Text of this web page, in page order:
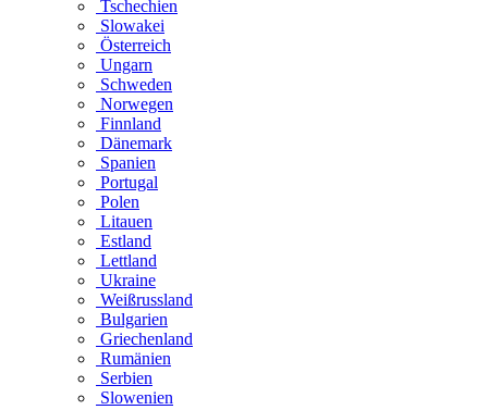
Tschechien
Slowakei
Österreich
Ungarn
Schweden
Norwegen
Finnland
Dänemark
Spanien
Portugal
Polen
Litauen
Estland
Lettland
Ukraine
Weißrussland
Bulgarien
Griechenland
Rumänien
Serbien
Slowenien